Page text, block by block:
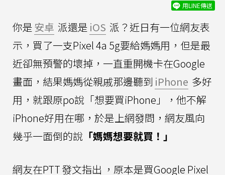
用LINE傳送
你是安卓 派還是 iOS 派？近日有一位網友表
示，買了一支Pixel 4a 5g要給媽媽用，但是最
近卻無預警的壞掉，一直重開機卡在Google
畫面，結果媽媽從親戚那邊聽到 iPhone 多好
用，就跟原po說「想要買iPhone」，他不解
iPhone好用在哪，於是上網發問，網友風向
幾乎一面倒的說 「媽媽想要就買！」
網友在PTT發文指出 ，原本是買Google Pixel